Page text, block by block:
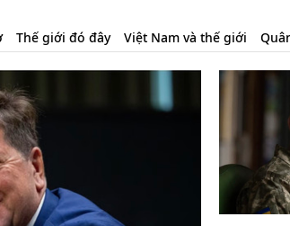
Thế giới đó đây Việt Nam và thế giới